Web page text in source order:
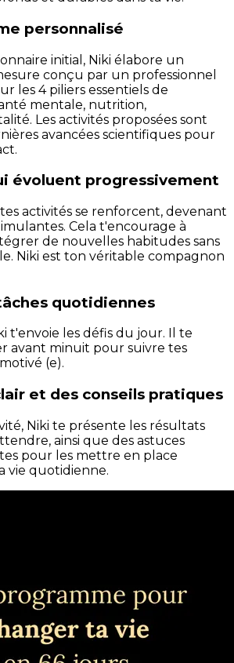
personnalisé
initial, Niki élabore un
conçu par un professionnel
les 4 piliers essentiels de
mentale, nutrition,
Les activités proposées sont
avancées scientifiques pour
évoluent progressivement
activités se renforcent, devenant
Cela t'encourage à
de nouvelles habitudes sans
Niki est ton véritable compagnon
quotidiennes
t'envoie les défis du jour. Il te
avant minuit pour suivre tes
(e).
et des conseils pratiques
Niki te présente les résultats
ainsi que des astuces
pour les mettre en place
vie quotidienne.